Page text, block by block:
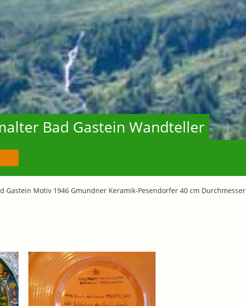
Bad Gastein Wandteller
Gastein Motiv 1946 Gmundner Keramik-Pesendorfer 40 cm Durchmesser